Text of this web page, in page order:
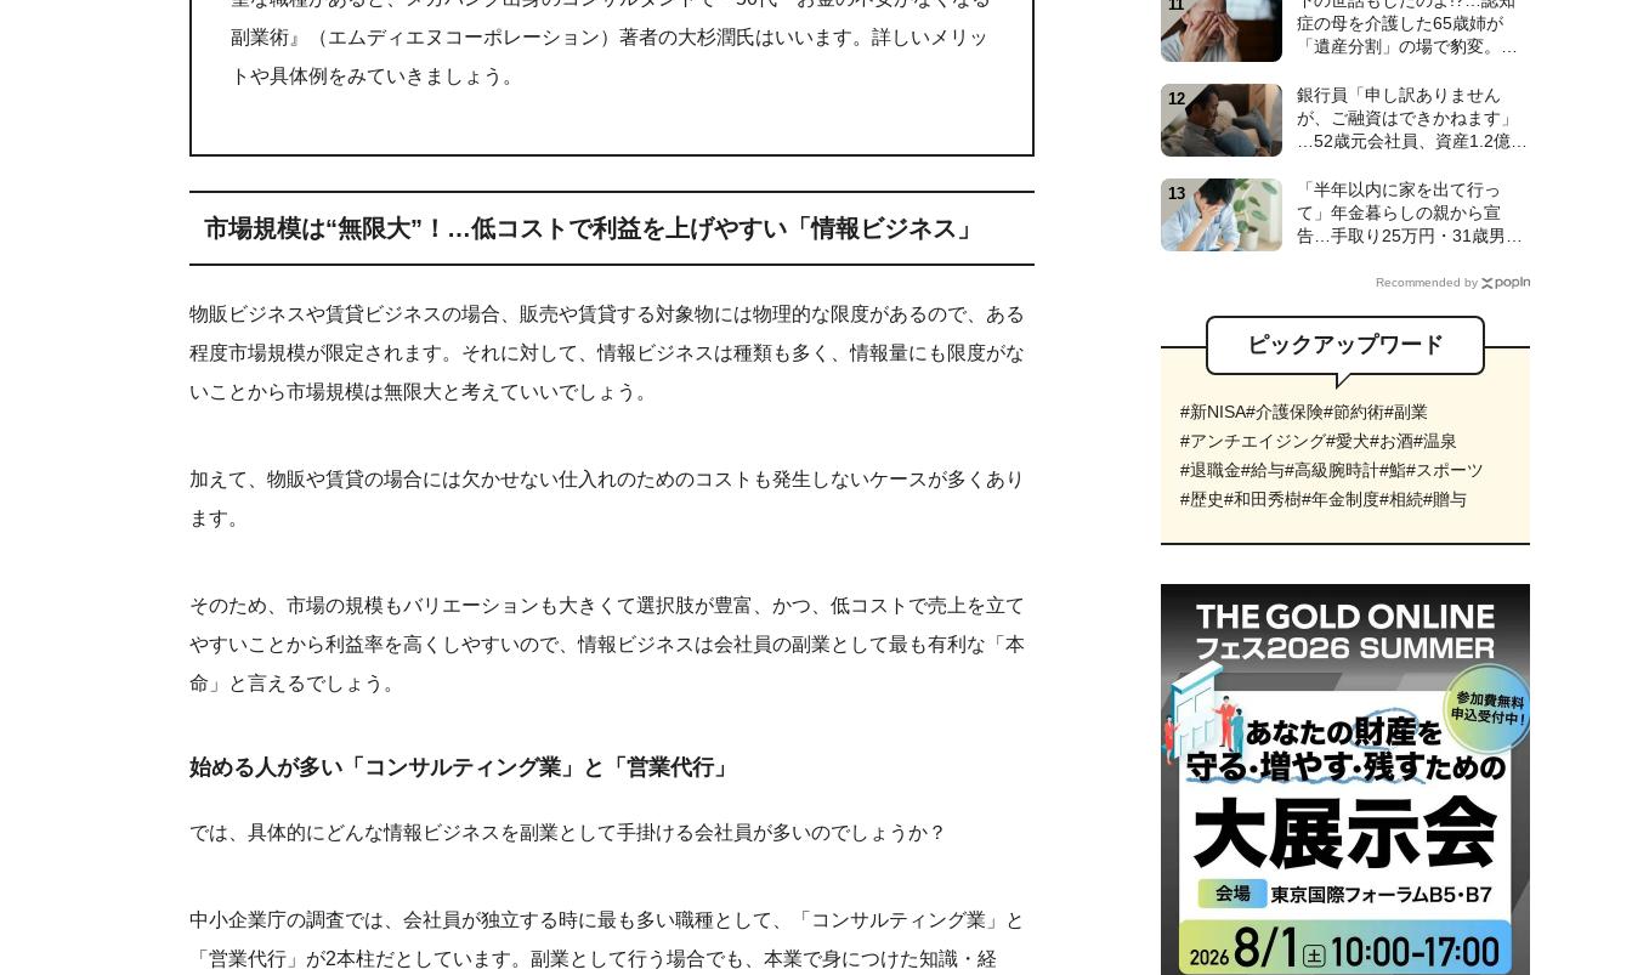
副業術』（エムディエヌコーポレーション）著者の大杉潤氏はいいます。詳しいメリッ
トや具体例をみていきましょう。
市場規模は“無限大”！…低コストで利益を上げやすい「情報ビジネス」
物販ビジネスや賃貸ビジネスの場合、販売や賃貸する対象物には物理的な限度があるので、ある
程度市場規模が限定されます。それに対して、情報ビジネスは種類も多く、情報量にも限度がな
いことから市場規模は無限大と考えていいでしょう。
加えて、物販や賃貸の場合には欠かせない仕入れのためのコストも発生しないケースが多くあり
ます。
そのため、市場の規模もバリエーションも大きくて選択肢が豊富、かつ、低コストで売上を立て
やすいことから利益率を高くしやすいので、情報ビジネスは会社員の副業として最も有利な「本
命」と言えるでしょう。
始める人が多い「コンサルティング業」と「営業代行」
では、具体的にどんな情報ビジネスを副業として手掛ける会社員が多いのでしょうか？
中小企業庁の調査では、会社員が独立する時に最も多い職種として、「コンサルティング業」と
「営業代行」が2本柱だとしています。副業として行う場合でも、本業で身につけた知識・経
と言〉【CFPが解説】
症の母を介護した65歳姉が
「遺産分割」の場で豹変。
歳弟が絶句したワケ【弁護士
が解説】
銀行員「申し訳ありません
が、ご融資はできかねます」
…52歳元会社員、資産1.2億円
さかの門前払い”。狭い賃貸で
妻と2人「地獄のFIRE生活」
のワケ【FPの解説】
「半年以内に家を出て行っ
て」年金暮らしの親から宣
告…手取り25万円・31歳男性
ヵ月で「実家へUターン」した
Recommended by
ピックアップワード
#新NISA#介護保険#節約術#副業
#アンチエイジング#愛犬#お酒#温泉
#退職金#給与#高級腕時計#鮨#スポーツ
#歴史#和田秀樹#年金制度#相続#贈与